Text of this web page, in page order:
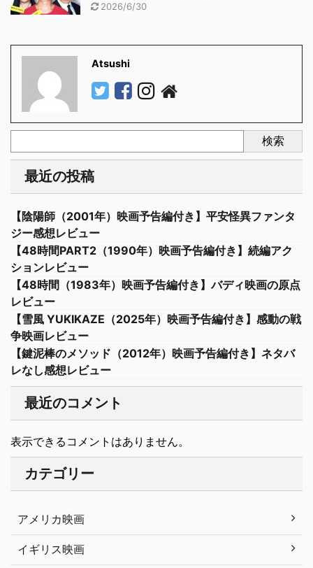
2026/6/30
Atsushi
検索
最近の投稿
【陰陽師（2001年）映画予告編付き】平安怪異ファンタ
ジー感想レビュー
【48時間PART2（1990年）映画予告編付き】続編アク
ションレビュー
【48時間（1983年）映画予告編付き】バディ映画の原点
レビュー
【雪風 YUKIKAZE（2025年）映画予告編付き】感動の戦
争映画レビュー
【鍵泥棒のメソッド（2012年）映画予告編付き】ネタバ
レなし感想レビュー
最近のコメント
表示できるコメントはありません。
カテゴリー
アメリカ映画
イギリス映画